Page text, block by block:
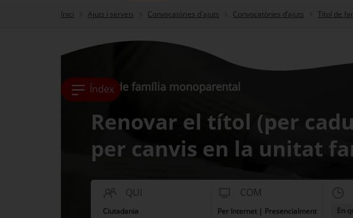
Serveis d'internacionalització
Inici Ajuts i serveis Convocatòries d'ajuts Convocatòries d’ajuts Títol de
Índex
Títol de família monoparental
Renovar el títol (per
per canvis en la unitat
QUI
Ciutadania
COM
Per Internet | Presencialment En